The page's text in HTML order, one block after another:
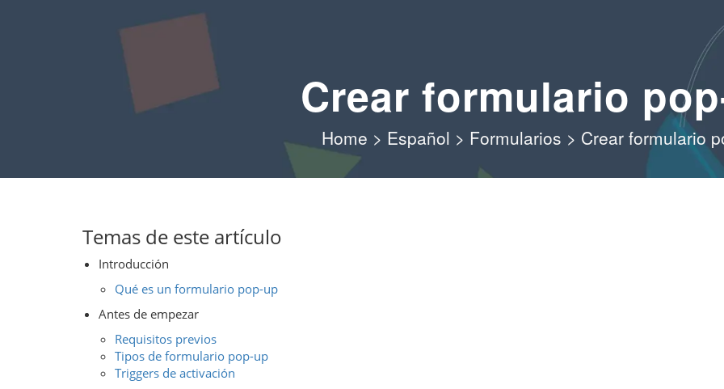
Crear formulario
Home > Español > Formularios > Crear formulario
Temas de este artículo
Introducción
Qué es un formulario pop-up
Antes de empezar
Requisitos previos
Tipos de formulario pop-up
Triggers de activación